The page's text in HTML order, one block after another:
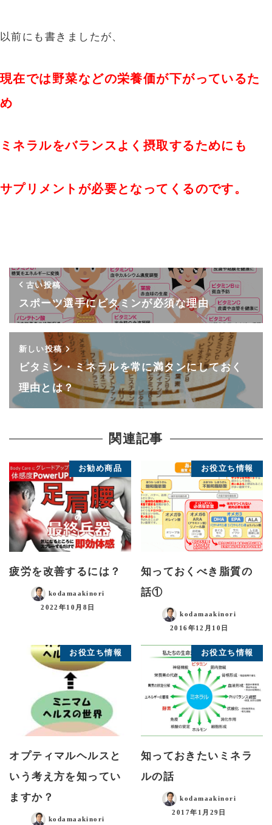
以前にも書きましたが、
現在では野菜などの栄養価が下がっているた
め
ミネラルをバランスよく摂取するためにも
サプリメントが必要となってくるのです。
古い投稿
スポーツ選手にビタミンが必須な理由
新しい投稿
ビタミン・ミネラルを常に満タンにしておく
理由とは？
関連記事
お勧め商品
疲労を改善するには？
kodamaakinori
2022年10月8日
お役立ち情報
知っておくべき脂質の
話①
kodamaakinori
2016年12月10日
お役立ち情報
オプティマルヘルスと
いう考え方を知ってい
ますか？
kodamaakinori
お役立ち情報
知っておきたいミネラ
ルの話
kodamaakinori
2017年1月29日